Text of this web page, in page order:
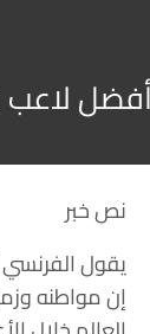
أفضل
نص خبر
يقول الفرنسي
إن مواطنه